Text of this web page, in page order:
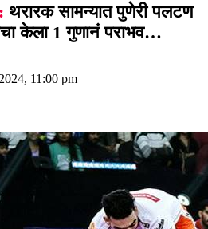
थरारक सामन्यात पुणेरी पलटण
केला 1 गुणानं पराभव…
11:00 pm